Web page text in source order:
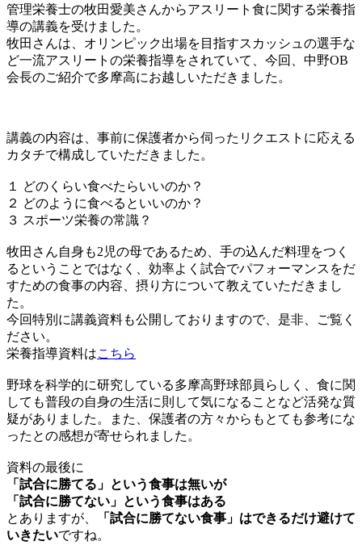
管理栄養士の牧田愛美さんからアスリート食に関する栄養指
導の講義を受けました。
牧田さんは、オリンピック出場を目指すスカッシュの選手な
ど一流アスリートの栄養指導をされていて、今回、中野OB
会長のご紹介で多摩高にお越しいただきました。
講義の内容は、事前に保護者から伺ったリクエストに応える
カタチで構成していただきました。
１ どのくらい食べたらいいのか？
２ どのように食べるといいのか？
３ スポーツ栄養の常識？
牧田さん自身も2児の母であるため、手の込んだ料理をつく
るということではなく、効率よく試合でパフォーマンスをだ
すための食事の内容、摂り方について教えていただきまし
た。
今回特別に講義資料も公開しておりますので、是非、ご覧く
ださい。
栄養指導資料はこちら
野球を科学的に研究している多摩高野球部員らしく、食に関
しても普段の自身の生活に則して気になることなど活発な質
疑がありました。また、保護者の方々からもとても参考にな
ったとの感想が寄せられました。
資料の最後に
「試合に勝てる」という食事は無いが
「試合に勝てない」という食事はある
とありますが、
「試合に勝てない食事」はできるだけ避けて
いきたいですね。